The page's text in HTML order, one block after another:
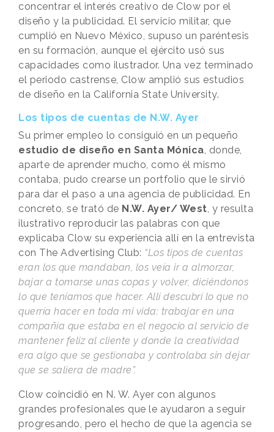
concentrar el interés creativo de Clow por el
diseño y la publicidad. El servicio militar, que
cumplió en Nuevo México, supuso un paréntesis
en su formación, aunque el ejército usó sus
capacidades como ilustrador. Una vez terminado
el periodo castrense, Clow amplió sus estudios
de diseño en la California State University.
Los tipos de cuentas de N.W. Ayer
Su primer empleo lo consiguió en un pequeño
estudio de diseño en Santa Mónica, donde,
aparte de aprender mucho, como él mismo
contaba, pudo crearse un portfolio que le sirvió
para dar el paso a una agencia de publicidad. En
concreto, se trató de N.W. Ayer/ West, y resulta
ilustrativo reproducir las palabras con que
explicaba Clow su experiencia allí en la entrevista
con The Advertising Club: “Los tipos de cuentas
eran los que mandaban, los veía ir a almorzar,
bajar a tomarse unas copas y volver, diciéndonos
lo que teníamos que hacer. Allí descubrí lo que no
querría hacer en toda mi vida: trabajar en una
compañía que estaba en el negocio al servicio de
mantener feliz al cliente y donde la creatividad
era algo que se gestionaba y controlaba sin dejar
que se saliera de madre”.
Clow coincidió en N. W. Ayer con algunos
grandes profesionales que le ayudaron a seguir
progresando, pero el hecho de que la agencia se